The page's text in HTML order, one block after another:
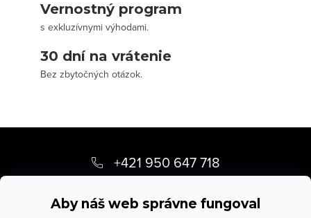
Aby náš web správne fungoval
Vernostný program
s exkluzívnymi výhodami.
30 dní na vrátenie
Bez zbytočných otázok.
p
+421 950 647 718